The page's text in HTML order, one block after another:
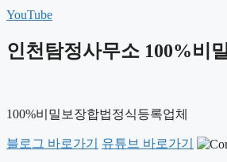
YouTube
인천탐정사무소 100%비
100%비밀보장합법정식등록업체
블로그 바로가기 유튜브 바로가기